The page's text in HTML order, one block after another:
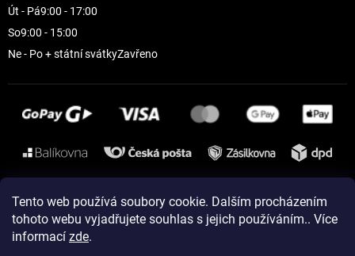
Tento web používá soubory cookie. Dalším procházením
tohoto webu vyjadřujete souhlas s jejich používáním.. Více
informací zde.
Út - Pá9:00 - 17:00
So9:00 - 15:00
Ne - Po + státní svátkyZavřeno
Instagram